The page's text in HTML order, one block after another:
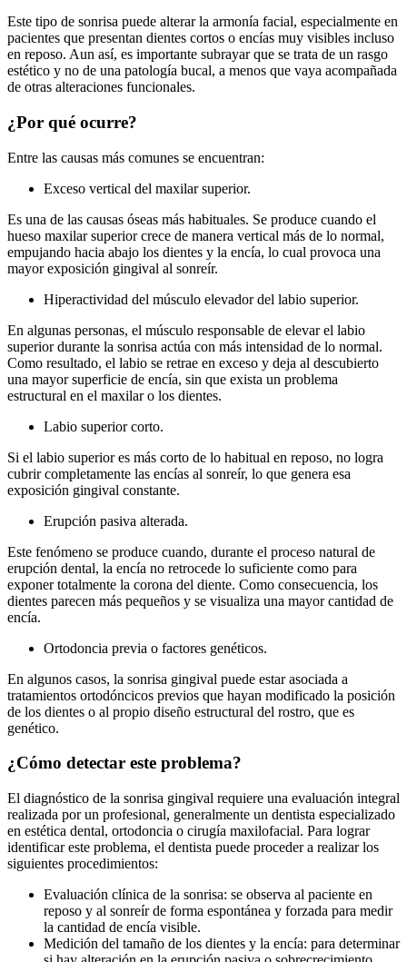
Este tipo de sonrisa puede alterar la armonía facial, especialmente en
pacientes que presentan dientes cortos o encías muy visibles incluso
en reposo. Aun así, es importante subrayar que se trata de un rasgo
estético y no de una patología bucal, a menos que vaya acompañada
de otras alteraciones funcionales.
¿Por qué ocurre?
Entre las causas más comunes se encuentran:
Exceso vertical del maxilar superior.
Es una de las causas óseas más habituales. Se produce cuando el
hueso maxilar superior crece de manera vertical más de lo normal,
empujando hacia abajo los dientes y la encía, lo cual provoca una
mayor exposición gingival al sonreír.
Hiperactividad del músculo elevador del labio superior.
En algunas personas, el músculo responsable de elevar el labio
superior durante la sonrisa actúa con más intensidad de lo normal.
Como resultado, el labio se retrae en exceso y deja al descubierto
una mayor superficie de encía, sin que exista un problema
estructural en el maxilar o los dientes.
Labio superior corto.
Si el labio superior es más corto de lo habitual en reposo, no logra
cubrir completamente las encías al sonreír, lo que genera esa
exposición gingival constante.
Erupción pasiva alterada.
Este fenómeno se produce cuando, durante el proceso natural de
erupción dental, la encía no retrocede lo suficiente como para
exponer totalmente la corona del diente. Como consecuencia, los
dientes parecen más pequeños y se visualiza una mayor cantidad de
encía.
Ortodoncia previa o factores genéticos.
En algunos casos, la sonrisa gingival puede estar asociada a
tratamientos ortodóncicos previos que hayan modificado la posición
de los dientes o al propio diseño estructural del rostro, que es
genético.
¿Cómo detectar este problema?
El diagnóstico de la sonrisa gingival requiere una evaluación integral
realizada por un profesional, generalmente un dentista especializado
en estética dental, ortodoncia o cirugía maxilofacial. Para lograr
identificar este problema, el dentista puede proceder a realizar los
siguientes procedimientos:
Evaluación clínica de la sonrisa: se observa al paciente en
reposo y al sonreír de forma espontánea y forzada para medir
la cantidad de encía visible.
Medición del tamaño de los dientes y la encía: para determinar